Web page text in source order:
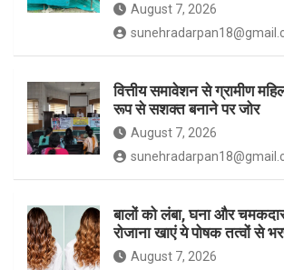
m
August 7, 2026
वित्तीय समावेशन से ग्रामीण
रूप से सशक्त बनाने पर जोर
August 7, 2026
बालों को लंबा, घना और
रोजाना खाएं ये पोषक तत्वों से
August 7, 2026